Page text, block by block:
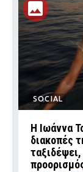
SOCIAL
Η Ιωάννα
διακοπές